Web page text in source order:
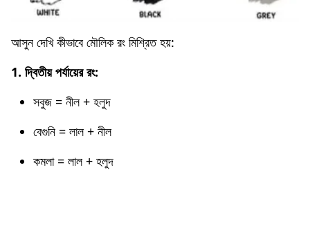
আসুন দেখি কীভাবে মৌলিক রং মিশ্রিত হয়:
1. দ্বিতীয় পর্যায়ের রং:
সবুজ = নীল + হলুদ
বেগুনি = লাল + নীল
কমলা = লাল + হলুদ